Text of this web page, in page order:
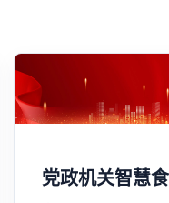
党政机关智慧